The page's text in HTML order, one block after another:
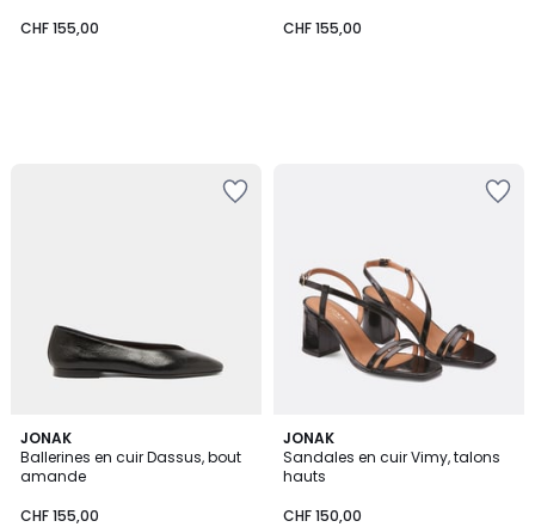
CHF 155,00
CHF 155,00
JONAK
Ballerines en cuir Dassus, bout
amande
CHF 155,00
JONAK
Sandales en cuir Vimy, talons
hauts
CHF 150,00